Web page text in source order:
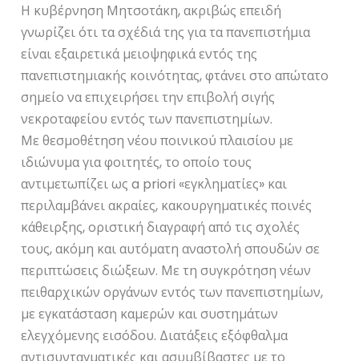
Η κυβέρνηση Μητσοτάκη, ακριβώς επειδή
γνωρίζει ότι τα σχέδιά της για τα πανεπιστήμια
είναι εξαιρετικά μειοψηφικά εντός της
πανεπιστημιακής κοινότητας, φτάνει στο απώτατο
σημείο να επιχειρήσει την επιβολή σιγής
νεκροταφείου εντός των πανεπιστημίων.
Με θεσμοθέτηση νέου ποινικού πλαισίου με
ιδιώνυμα για φοιτητές, το οποίο τους
αντιμετωπίζει ως a priori «εγκληματίες» και
περιλαμβάνει ακραίες, κακουργηματικές ποινές
κάθειρξης, οριστική διαγραφή από τις σχολές
τους, ακόμη και αυτόματη αναστολή σπουδών σε
περιπτώσεις διώξεων. Με τη συγκρότηση νέων
πειθαρχικών οργάνων εντός των πανεπιστημίων,
με εγκατάσταση καμερών και συστημάτων
ελεγχόμενης εισόδου. Διατάξεις εξόφθαλμα